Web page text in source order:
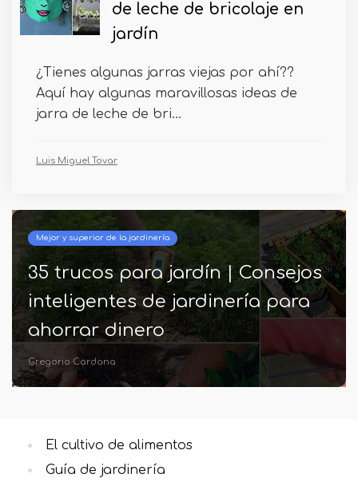
de leche de bricolaje en
jardín
¿Tienes algunas jarras viejas por ahí??
Aquí hay algunas maravillosas ideas de
jarra de leche de bri...
Luis Miguel Tovar
Mejor y superior de la jardinería
35 trucos para jardín | Consejos
inteligentes de jardinería para
ahorrar dinero
Gregorio Cardona
El cultivo de alimentos
Guía de jardinería